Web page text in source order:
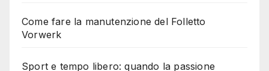
Come fare la manutenzione del Folletto
Vorwerk
Sport e tempo libero: quando la passione